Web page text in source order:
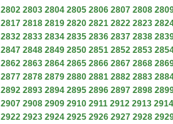
2802 2803 2804 2805 2806 2807 2808
2817 2818 2819 2820 2821 2822 2823
2832 2833 2834 2835 2836 2837 2838
2847 2848 2849 2850 2851 2852 2853
2862 2863 2864 2865 2866 2867 2868
2877 2878 2879 2880 2881 2882 2883
2892 2893 2894 2895 2896 2897 2898
2907 2908 2909 2910 2911 2912 2913 2914
2922 2923 2924 2925 2926 2927 2928